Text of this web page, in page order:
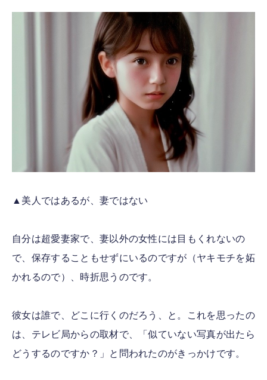
▲美人ではあるが、妻ではない
自分は超愛妻家で、妻以外の女性には目もくれないの
で、保存することもせずにいるのですが（ヤキモチを妬
かれるので）、時折思うのです。
彼女は誰で、どこに行くのだろう、と。これを思ったの
は、テレビ局からの取材で、「似ていない写真が出たら
どうするのですか？」と問われたのがきっかけです。